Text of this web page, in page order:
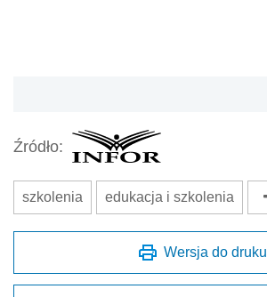
Źródło:
szkolenia edukacja i szkolenia
Wersja do druku